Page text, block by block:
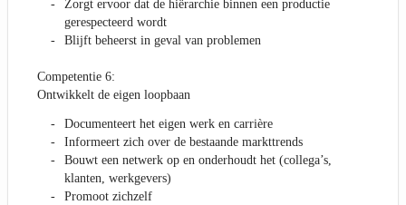
Zorgt ervoor dat de hiërarchie binnen een productie
gerespecteerd wordt
Blijft beheerst in geval van problemen
Competentie 6:
Ontwikkelt de eigen loopbaan
Documenteert het eigen werk en carrière
Informeert zich over de bestaande markttrends
Bouwt een netwerk op en onderhoudt het (collega’s,
klanten, werkgevers)
Promoot zichzelf